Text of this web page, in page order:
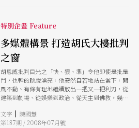
延伸出社會現象與政治議題，並深入剖析香港、台
灣兩地的文化生態。
特別企畫 Feature
多媒體構景 打造胡氏大樓批判
之窗
胡恩威批判目光之「快、狠、準」令他即使是批是
鬥，也幹的跳脫漂亮，他安然自若地站在當下，聞
風不動、有條有理地繼續放出一把又一把利刃，從
建築到劇場、從娛樂到政治、從天主到佛教，幾乎
喜用多媒體元素，但能夠掌握多媒體的冷冽而能夠
將之轉化為具氣息的溫熱的卻不多，胡恩威可說是
文字 | 陳國慧
第187期 / 2008年07月號